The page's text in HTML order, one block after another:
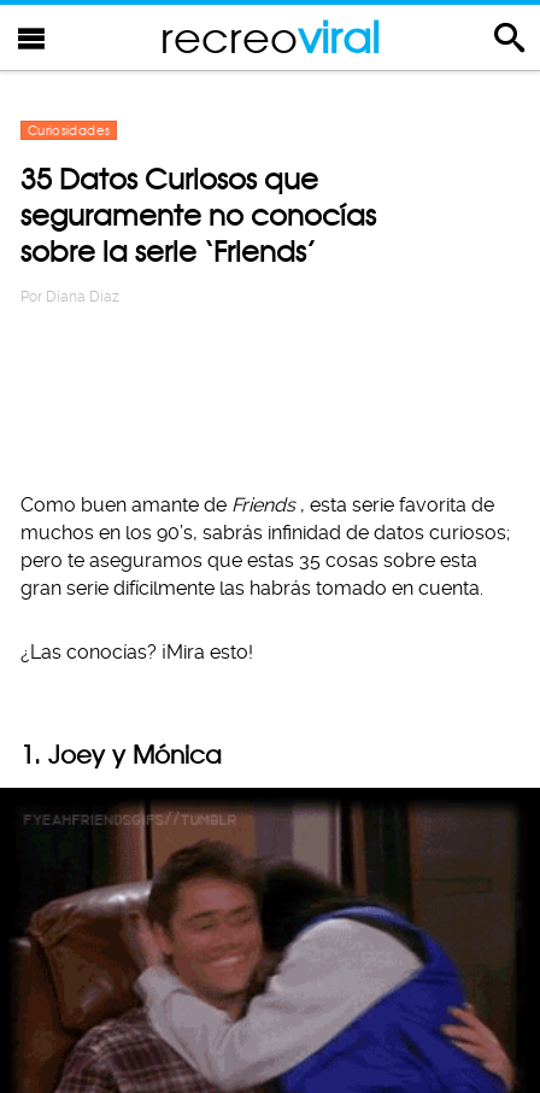
recreoviral
Curiosidades
35 Datos Curiosos que
seguramente no conocías
sobre la serie ‘Friends’
Por Diana Diaz
Como buen amante de Friends , esta serie favorita de
muchos en los 90’s, sabrás infinidad de datos curiosos;
pero te aseguramos que estas 35 cosas sobre esta
gran serie difícilmente las habrás tomado en cuenta.
¿Las conocías? ¡Mira esto!
1. Joey y Mónica